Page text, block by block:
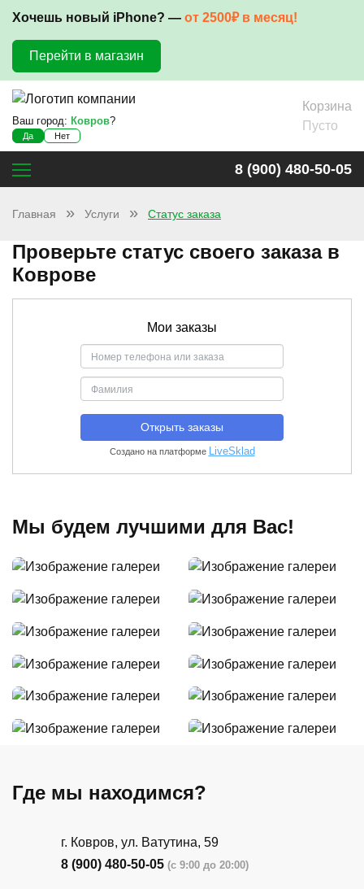
Хочешь новый iPhone? — от 2500₽ в месяц!
Перейти в магазин
Ваш город: Ковров?
Да Нет
Корзина
Пусто
8 (900) 480-50-05
Главная Услуги Статус заказа
Проверьте статус своего заказа в
Коврове
Мы будем лучшими для Вас!
Где мы находимся?
г. Ковров, ул. Ватутина, 59
8 (900) 480-50-05 (с 9:00 до 20:00)